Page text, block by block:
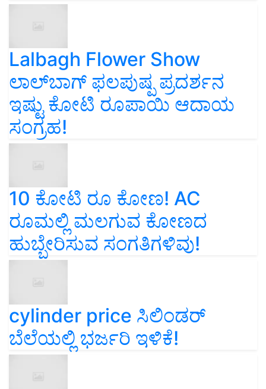
Lalbagh Flower Show
ಲಾಲ್‌ಬಾಗ್ ಫಲಪುಷ್ಪ ಪ್ರದರ್ಶನ
ಇಷ್ಟು ಕೋಟಿ ರೂಪಾಯಿ ಆದಾಯ
ಸಂಗ್ರಹ!
10 ಕೋಟಿ ರೂ ಕೋಣ! AC
ರೂಮಲ್ಲಿ ಮಲಗುವ ಕೋಣದ
ಹುಬ್ಬೇರಿಸುವ ಸಂಗತಿಗಳಿವು!
cylinder price ಸಿಲಿಂಡರ್‌
ಬೆಲೆಯಲ್ಲಿ ಭರ್ಜರಿ ಇಳಿಕೆ!